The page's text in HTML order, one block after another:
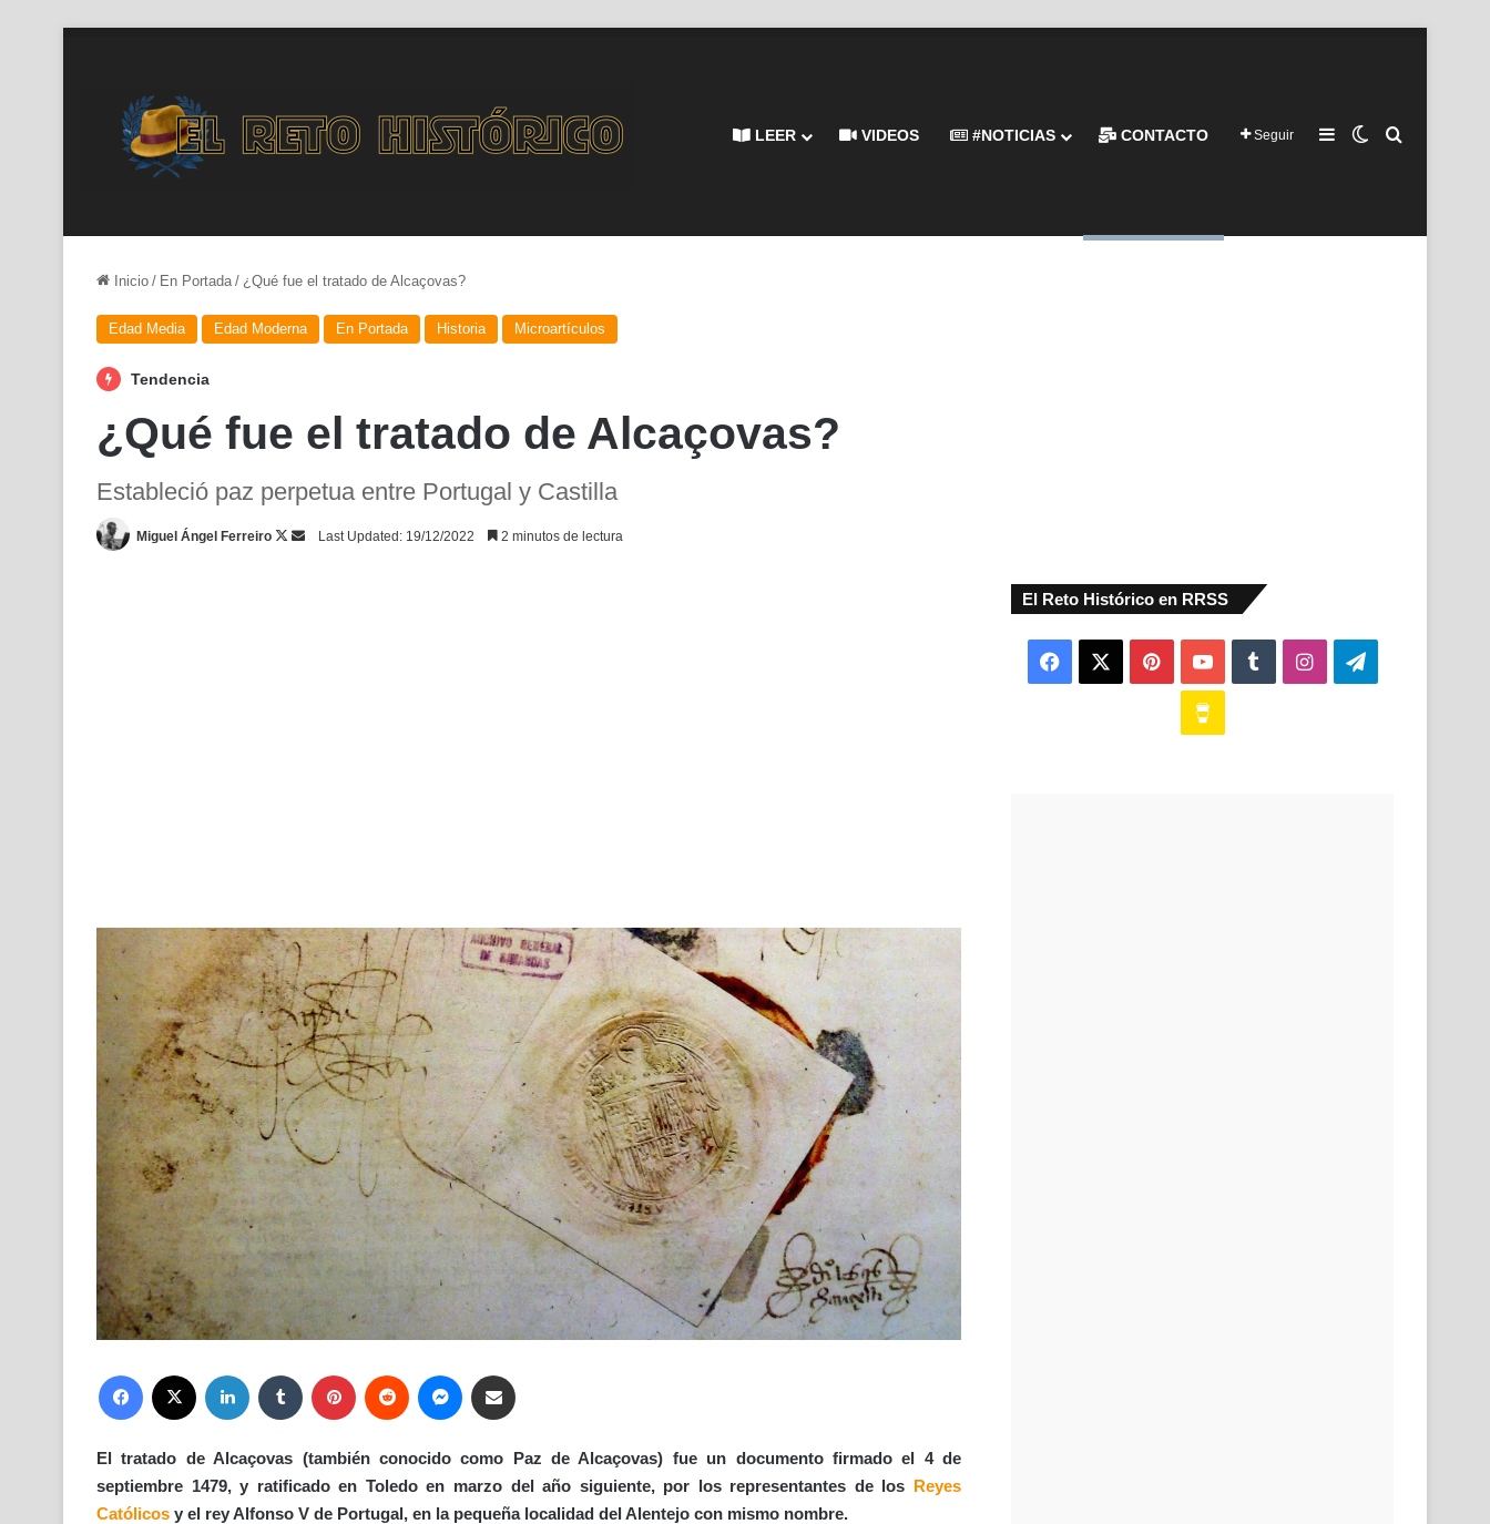
LEER VIDEOS #NOTICIAS CONTACTO Seguir Barra lateral
Switch skin
Inicio / En Portada / ¿Qué fue el tratado de Alcaçovas?
Edad Media Edad Moderna En Portada Historia Microartículos
Tendencia
¿Qué fue el tratado de Alcaçovas?
Estableció paz perpetua entre Portugal y Castilla
Miguel Ángel Ferreiro
Follow
SendLast Updated: 19/12/2022 2 minutos de lectura
Facebook LinkedIn Tumblr Pinterest Reddit Messenger
El tratado de Alcaçovas (también conocido como Paz de Alcaçovas) fue un documento firmado el 4 de
septiembre 1479, y ratificado en Toledo en marzo del año siguiente, por los representantes de los Reyes
Católicos y el rey Alfonso V de Portugal, en la pequeña localidad del Alentejo con mismo nombre.
El Reto Histórico en RRSS
Facebook PinterestYouTubeTumblrInstagramTelegram